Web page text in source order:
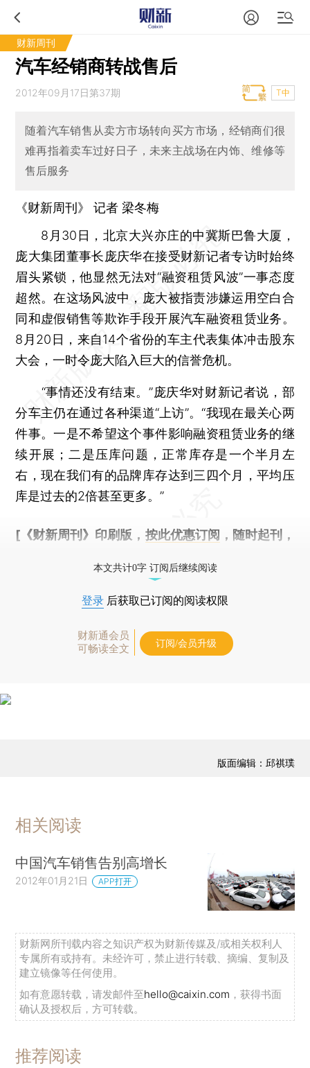
财新周刊
汽车经销商转战售后
2012年09月17日第37期 T中
随着汽车销售从卖方市场转向买方市场，经销商们很
难再指着卖车过好日子，未来主战场在内饰、维修等
售后服务
《财新周刊》 记者 梁冬梅
8月30日，北京大兴亦庄的中冀斯巴鲁大厦，
庞大集团董事长庞庆华在接受财新记者专访时始终
眉头紧锁，他显然无法对“融资租赁风波”一事态度
超然。在这场风波中，庞大被指责涉嫌运用空白合
同和虚假销售等欺诈手段开展汽车融资租赁业务。
8月20日，来自14个省份的车主代表集体冲击股东
大会，一时令庞大陷入巨大的信誉危机。
“事情还没有结束。”庞庆华对财新记者说，部
分车主仍在通过各种渠道“上访”。“我现在最关心两
件事。一是不希望这个事件影响融资租赁业务的继
续开展；二是压库问题，正常库存是一个半月左
右，现在我们有的品牌库存达到三四个月，平均压
库是过去的2倍甚至更多。”
[《财新周刊》印刷版， 按此优惠订阅 ，随时起刊，
本文共计0字 订阅后继续阅读
登录 后获取已订阅的阅读权限
财新通会员
可畅读全文
订阅/会员升级
版面编辑：邱祺璞
相关阅读
中国汽车销售告别高增长
2012年01月21日 APP打开
财新网所刊载内容之知识产权为财新传媒及/或相关权利人
专属所有或持有。未经许可，禁止进行转载、摘编、复制及
建立镜像等任何使用。
如有意愿转载，请发邮件至hello@caixin.com ，获得书面
确认及授权后，方可转载。
推荐阅读